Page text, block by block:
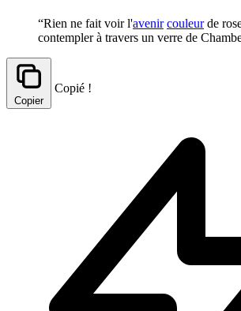
“Rien ne fait voir l'avenir couleurde
contempler à travers un verre de
Copier
Copié !